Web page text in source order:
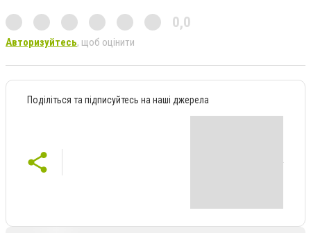
0,0
Авторизуйтесь, щоб оцінити
Поділіться та підписуйтесь на наші джерела